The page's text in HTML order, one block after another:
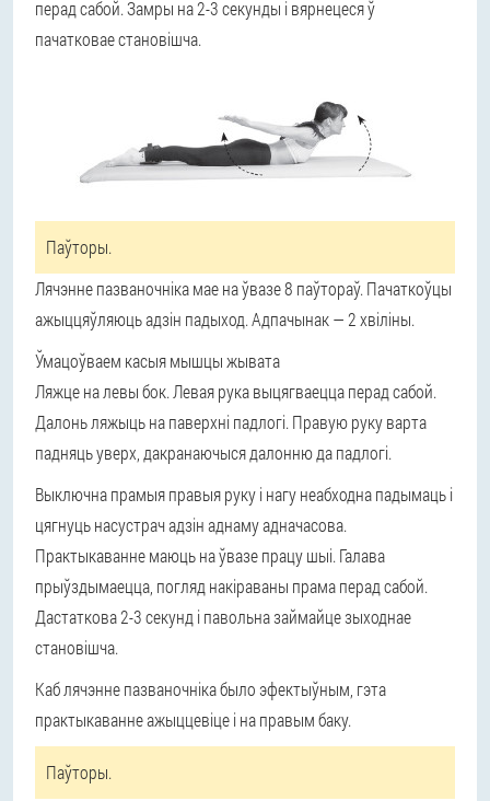
перад сабой. Замры на 2-3 секунды і вярнецеся ў
пачатковае становішча.
Паўторы.
Лячэнне пазваночніка мае на ўвазе 8 паўтораў. Пачаткоўцы
ажыццяўляюць адзін падыход. Адпачынак — 2 хвіліны.
Ўмацоўваем касыя мышцы жывата
Ляжце на левы бок. Левая рука выцягваецца перад сабой.
Далонь ляжыць на паверхні падлогі. Правую руку варта
падняць уверх, дакранаючыся далонню да падлогі.
Выключна прамыя правыя руку і нагу неабходна падымаць і
цягнуць насустрач адзін аднаму адначасова.
Практыкаванне маюць на ўвазе працу шыі. Галава
прыўздымаецца, погляд накіраваны прама перад сабой.
Дастаткова 2-3 секунд і павольна займайце зыходнае
становішча.
Каб лячэнне пазваночніка было эфектыўным, гэта
практыкаванне ажыццевіце і на правым баку.
Паўторы.